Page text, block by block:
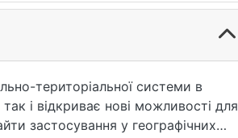
територіальної системи в
і відкриває нові можливості для
застосування у географічних